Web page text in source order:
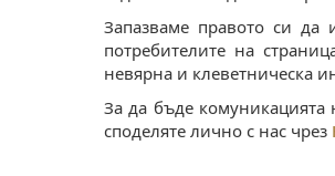
Запазваме правото си да
потребителите на
невярна и клеветническа
За да бъде
споделяте лично с нас чрез